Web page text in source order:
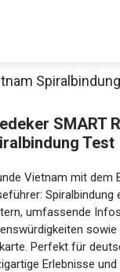
SMART
Test
Vietnam mit dem
umfassende
Perfekt für
Erlebnisse